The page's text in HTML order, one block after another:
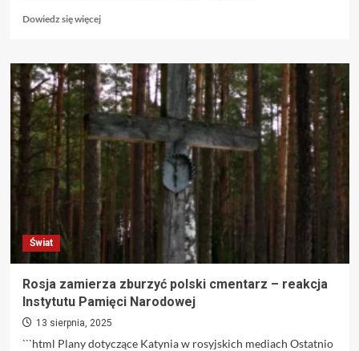
Dowiedz się więcejDowiedz
o
Chińscy
hakerzy
mogli
wykraść
dane
prawie
wszystkich
obywateli
USA.
Cyberataki
dotknęły
ponad
Świat
Rosja zamierza zburzyć polski cmentarz – reakcja
Instytutu Pamięci Narodowej
13 sierpnia, 2025
```html Plany dotyczące Katynia w rosyjskich mediach Ostatnio